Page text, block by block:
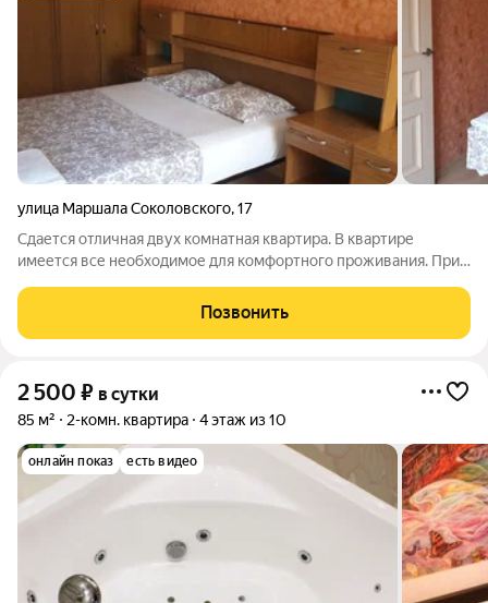
улица Маршала Соколовского,17
Сдается отличная двух комнатная квартира. В квартире
имеется все необходимое для комфортного проживания. При
квартире имеется двух спальный диван и двух сальная
кровать. Фен, утюг, гладильня доска,
Позвонить
2 500 ₽ в сутки
85 м² 2-комн. квартира 4 этаж из 10
онлайн показ есть видео